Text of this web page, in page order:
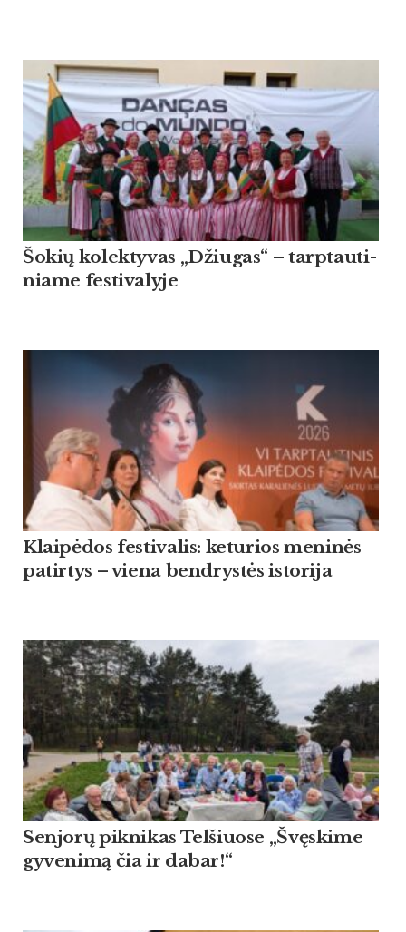
Šo­kių ko­lek­ty­vas „Džiu­gas“ – tarp­tau­ti­
nia­me fes­ti­va­ly­je
Klaipėdos festivalis: keturios meninės
patirtys – viena bendrystės istorija
Sen­jorų pik­ni­kas Tel­šiuo­se „Švęski­me
gy­ve­nimą čia ir da­bar!“